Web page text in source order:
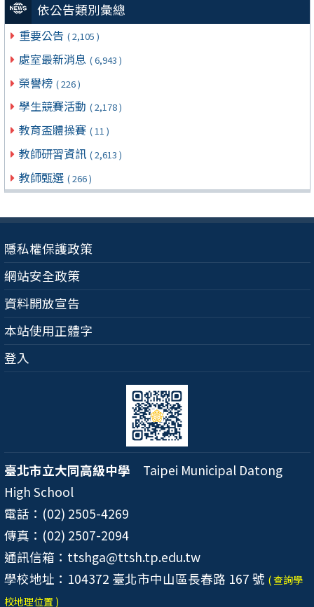
依公告類別彙總
重要公告 ( 2,105 )
處室最新消息 ( 6,943 )
榮譽榜 ( 226 )
學生競賽活動 ( 2,178 )
教育盃體操賽 ( 11 )
教師研習資訊 ( 2,613 )
教師甄選 ( 266 )
隱私權保護政策
網站安全政策
資料開放宣告
本站使用正體字
登入
臺北市立大同高級中學 Taipei Municipal Datong
High School
電話：(02) 2505-4269
傳真：(02) 2507-2094
通訊信箱：ttshga@ttsh.tp.edu.tw
學校地址：104372 臺北市中山區長春路 167 號 ( 查詢學
校地理位置 )